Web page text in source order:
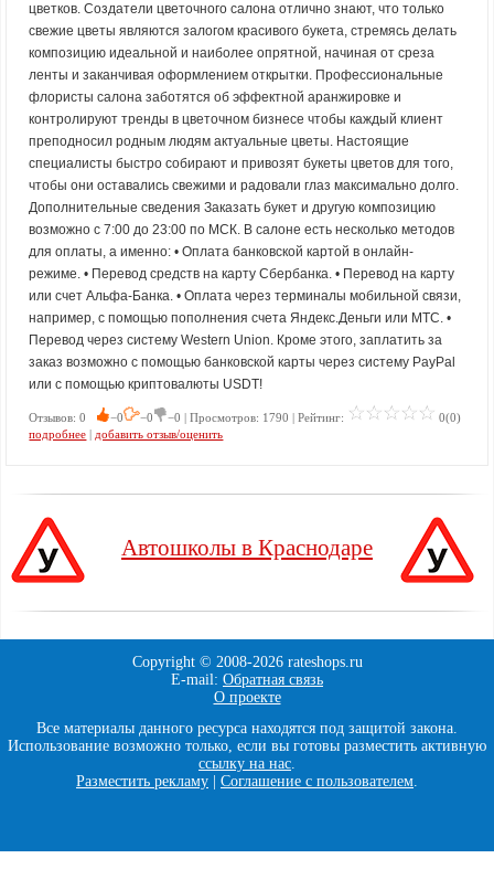
цветков. Создатели цветочного салона отлично знают, что только
свежие цветы являются залогом красивого букета, стремясь делать
композицию идеальной и наиболее опрятной, начиная от среза
ленты и заканчивая оформлением открытки. Профессиональные
флористы салона заботятся об эффектной аранжировке и
контролируют тренды в цветочном бизнесе чтобы каждый клиент
преподносил родным людям актуальные цветы. Настоящие
специалисты быстро собирают и привозят букеты цветов для того,
чтобы они оставались свежими и радовали глаз максимально долго.
Дополнительные сведения Заказать букет и другую композицию
возможно с 7:00 до 23:00 по МСК. В салоне есть несколько методов
для оплаты, а именно: • Оплата банковской картой в онлайн-
режиме. • Перевод средств на карту Сбербанка. • Перевод на карту
или счет Альфа-Банка. • Оплата через терминалы мобильной связи,
например, с помощью пополнения счета Яндекс.Деньги или МТС. •
Перевод через систему Western Union. Кроме этого, заплатить за
заказ возможно с помощью банковской карты через систему PayPal
или с помощью криптовалюты USDT!
Отзывов: 0 −0 −0 −0 | Просмотров: 1790 | Рейтинг:
0(0)
подробнее | добавить отзыв/оценить
Автошколы в Краснодаре
Copyright © 2008-2026 rateshops.ru
E-mail: Обратная связь
О проекте
Все материалы данного ресурса находятся под защитой закона.
Использование возможно только, если вы готовы разместить активную
ссылку на нас.
Разместить рекламу
Соглашение с пользователем.